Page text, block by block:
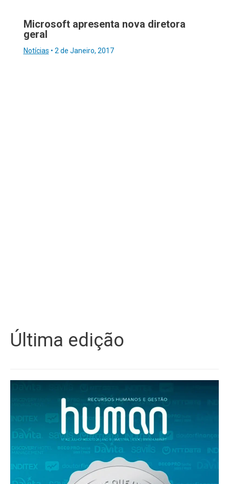
Microsoft apresenta nova diretora
geral
Notícias • 2 de Janeiro, 2017
Última edição